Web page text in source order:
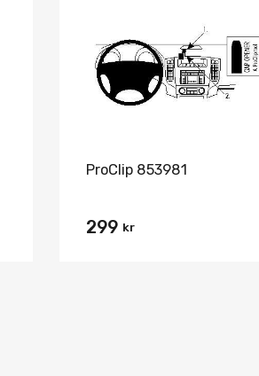
ProClip 853981
299 kr